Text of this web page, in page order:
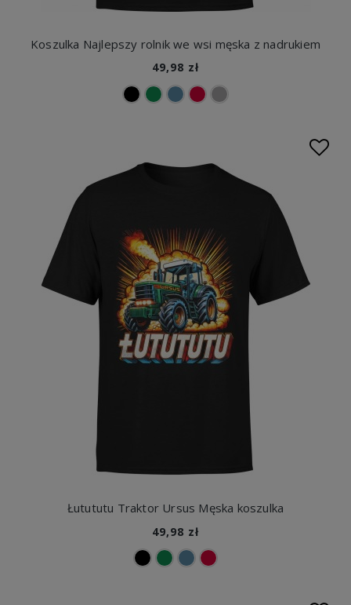
Koszulka Najlepszy rolnik we wsi męska z nadrukiem
49,98 zł
Łutututu Traktor Ursus Męska koszulka
49,98 zł